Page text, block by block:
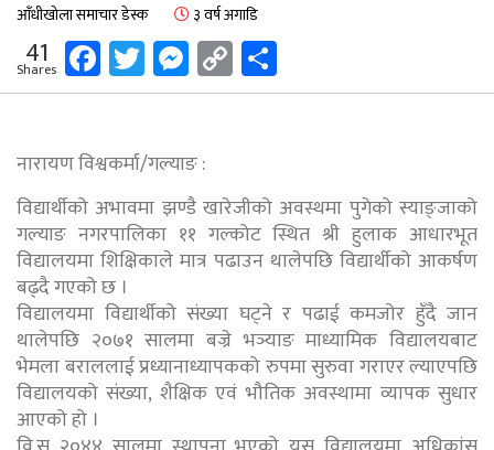
आँधीखोला समाचार डेस्क ३ वर्ष अगाडि
41
Shares Facebook
Twitter
Messenger
Copy
Link
नारायण विश्वकर्मा/गल्याङ :
विद्यार्थीको अभावमा झण्डै खारेजीको अवस्थमा पुगेको स्याङ्जाको
गल्याङ नगरपालिका ११ गल्कोट स्थित श्री हुलाक आधारभूत
विद्यालयमा शिक्षिकाले मात्र पढाउन थालेपछि विद्यार्थीको आकर्षण
बढ्दै गएको छ ।
विद्यालयमा विद्यार्थीको संख्या घट्ने र पढाई कमजोर हुँदै जान
थालेपछि २०७१ सालमा बज्रे भञ्याङ माध्यामिक विद्यालयबाट
भेमला बराललाई प्रध्यानाध्यापकको रुपमा सुरुवा गराएर ल्याएपछि
विद्यालयको संख्या, शैक्षिक एवं भौतिक अवस्थामा व्यापक सुधार
आएको हो ।